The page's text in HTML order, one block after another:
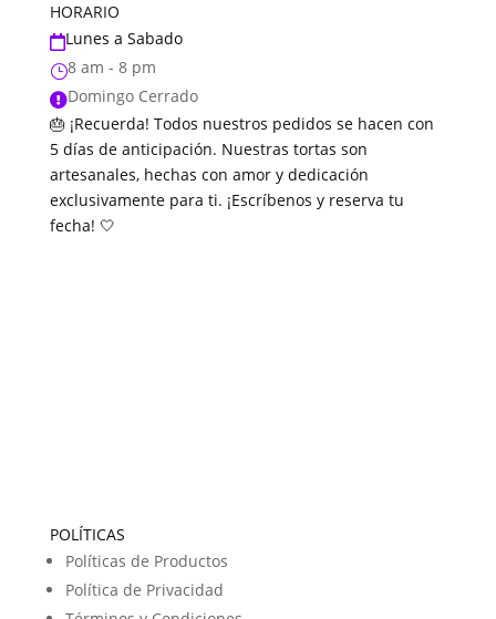
HORARIO
Lunes a Sabado
}8 am - 8 pm
Domingo Cerrado
🎂 ¡Recuerda! Todos nuestros pedidos se hacen con
5 días de anticipación. Nuestras tortas son
artesanales, hechas con amor y dedicación
exclusivamente para ti. ¡Escríbenos y reserva tu
fecha! 🤍
POLÍTICAS
Políticas de Productos
Política de Privacidad